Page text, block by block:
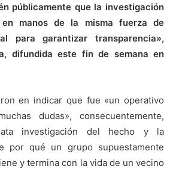
públicamente que la investigación
manos de la misma fuerza de
para garantizar transparencia»,
difundida este fin de semana en
en indicar que fue «un operativo
dudas», consecuentemente,
investigación del hecho y la
por qué un grupo supuestamente
y termina con la vida de un vecino